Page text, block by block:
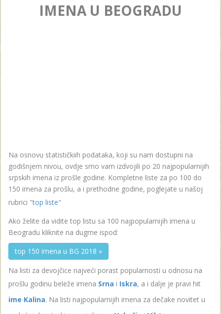
IMENA U BEOGRADU
Na osnovu statističkiih podataka, koji su nam dostupni na
godišnjem nivou, ovdje smo vam izdvojili po 20 najpopularnijih
srpskih imena iz prošle godine. Kompletne liste za po 100 do
150 imena za prošlu, a i prethodne godine, poglejate u našoj
rubrici "top liste"
Ako želite da vidite top listu sa 100 najpopularnijih imena u
Beogradu kliknite na dugme ispod:
top 150 imena u BG 2018 »
Na listi za devojčice najveći porast popularnosti u odnosu na
prošlu godinu beleže imena Srna i Iskra, a i dalje je pravi hit
ime Kalina. Na listi najpopularnijih imena za dečake novitet u